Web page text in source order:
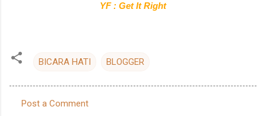
YF : Get It Right
BICARA HATI BLOGGER
Post a Comment